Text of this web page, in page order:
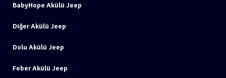
BabyHope Akülü Jeep
Diğer Akülü Jeep
Dolu Akülü Jeep
Feber Akülü Jeep